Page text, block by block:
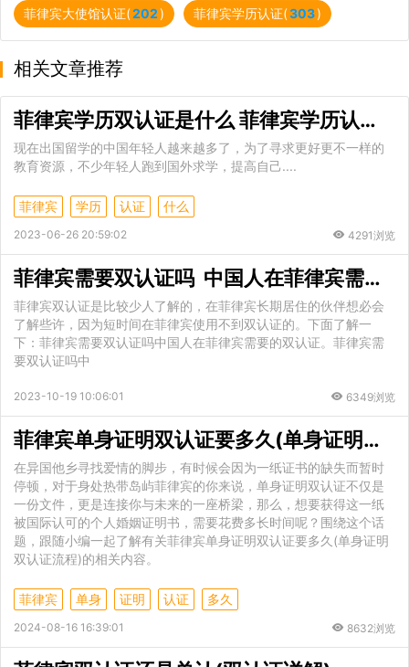
菲律宾大使馆认证(202) 菲律宾学历认证(303)
相关文章推荐
菲律宾学历双认证是什么 菲律宾学历认证材料有哪些
现在出国留学的中国年轻人越来越多了，为了寻求更好更不一样的
教育资源，不少年轻人跑到国外求学，提高自己....
菲律宾 学历 认证 什么
2023-06-26 20:59:02 4291浏览
菲律宾需要双认证吗 中国人在菲律宾需要的双认证
菲律宾双认证是比较少人了解的，在菲律宾长期居住的伙伴想必会
了解些许，因为短时间在菲律宾使用不到双认证的。下面了解一
下：菲律宾需要双认证吗中国人在菲律宾需要的双认证。菲律宾需
要双认证吗中
2023-10-19 10:06:01 6349浏览
菲律宾单身证明双认证要多久(单身证明双认证流程)
在异国他乡寻找爱情的脚步，有时候会因为一纸证书的缺失而暂时
停顿，对于身处热带岛屿菲律宾的你来说，单身证明双认证不仅是
一份文件，更是连接你与未来的一座桥梁，那么，想要获得这一纸
被国际认可的个人婚姻证明书，需要花费多长时间呢？围绕这个话
题，跟随小编一起了解有关菲律宾单身证明双认证要多久(单身证明
双认证流程)的相关内容。
菲律宾 单身 证明 认证 多久
2024-08-16 16:39:01 8632浏览